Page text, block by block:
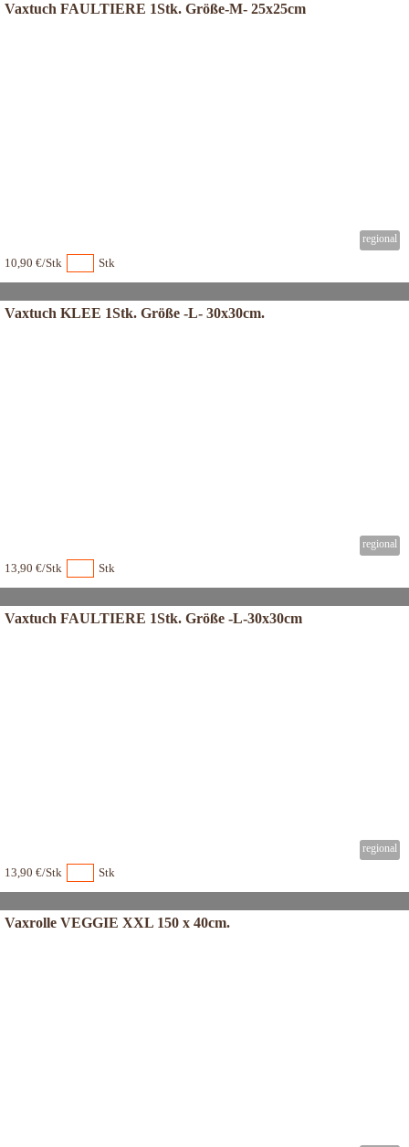
Vaxtuch FAULTIERE 1Stk. Größe-M- 25x25cm
10,90 €/Stk Stk
Vaxtuch KLEE 1Stk. Größe -L- 30x30cm.
13,90 €/Stk Stk
Vaxtuch FAULTIERE 1Stk. Größe -L-30x30cm
13,90 €/Stk Stk
Vaxrolle VEGGIE XXL 150 x 40cm.